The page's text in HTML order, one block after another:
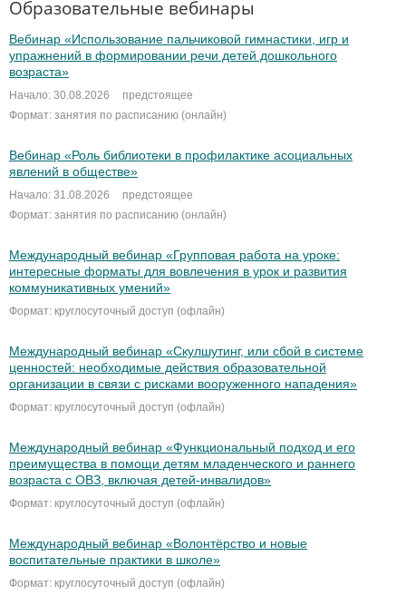
Образовательные вебинары
Вебинар «Использование пальчиковой гимнастики, игр и
упражнений в формировании речи детей дошкольного
возраста»
Начало: 30.08.2026
предстоящее
Формат: занятия по расписанию (онлайн)
Вебинар «Роль библиотеки в профилактике асоциальных
явлений в обществе»
Начало: 31.08.2026
предстоящее
Формат: занятия по расписанию (онлайн)
Международный вебинар «Групповая работа на уроке:
интересные форматы для вовлечения в урок и развития
коммуникативных умений»
Формат: круглосуточный доступ (офлайн)
Международный вебинар «Скулшутинг, или сбой в системе
ценностей: необходимые действия образовательной
организации в связи с рисками вооруженного нападения»
Формат: круглосуточный доступ (офлайн)
Международный вебинар «Функциональный подход и его
преимущества в помощи детям младенческого и раннего
возраста с ОВЗ, включая детей-инвалидов»
Формат: круглосуточный доступ (офлайн)
Международный вебинар «Волонтёрство и новые
воспитательные практики в школе»
Формат: круглосуточный доступ (офлайн)